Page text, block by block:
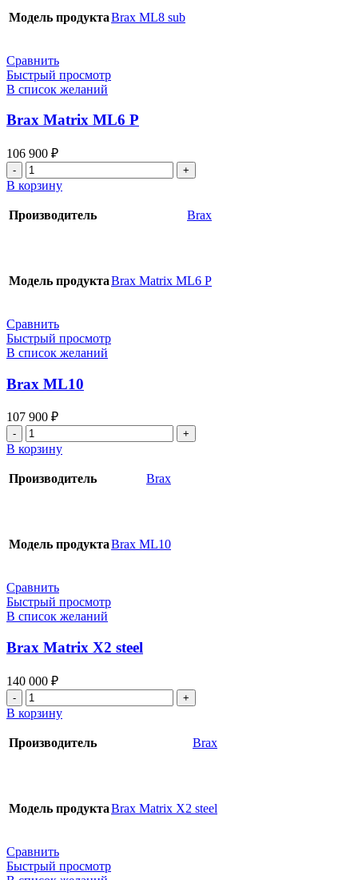
Модель продуктаBrax ML8 sub
Сравнить
Быстрый просмотр
В список желаний
Brax Matrix ML6 P
106 900 ₽
Количество
товара
Brax
Matrix
В корзину
Производитель Brax
Модель продуктаBrax Matrix ML6 P
Сравнить
Быстрый просмотр
В список желаний
Brax ML10
107 900 ₽
Количество
товара
ML10
В корзину
Производитель Brax
Модель продуктаBrax ML10
Сравнить
Быстрый просмотр
В список желаний
Brax Matrix X2 steel
140 000 ₽
Количество
товара
Brax
Matrix
В корзину
Производитель Brax
Модель продуктаBrax Matrix X2 steel
Сравнить
Быстрый просмотр